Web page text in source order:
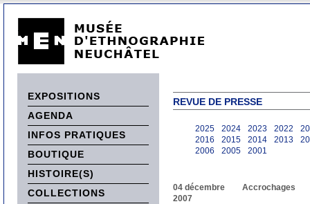
EXPOSITIONS
AGENDA
INFOS PRATIQUES
BOUTIQUE
HISTOIRE(S)
COLLECTIONS
REVUE DE PRESSE
2025 2024 2023 2022
2016
2015 2014 2013
2006
2005 2001
04 décembre
2007
Accrochages